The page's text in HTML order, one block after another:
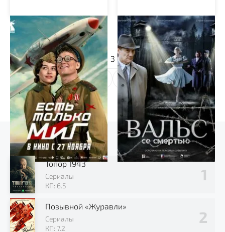
Есть только МиГ Вальс со смертью
1 2 3 ... 11
Выбор зрителя
Топор 1943
Сериалы
КП: 6.5
Позывной «Журавли»
Сериалы
КП: 7.2